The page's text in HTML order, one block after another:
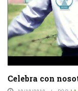
Celebra con